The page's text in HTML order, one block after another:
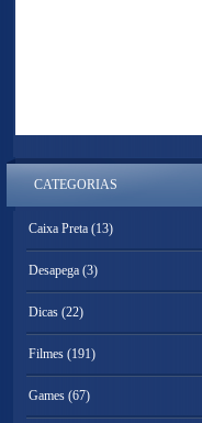
CATEGORIAS
Caixa Preta (13)
Desapega (3)
Dicas (22)
Filmes (191)
Games (67)